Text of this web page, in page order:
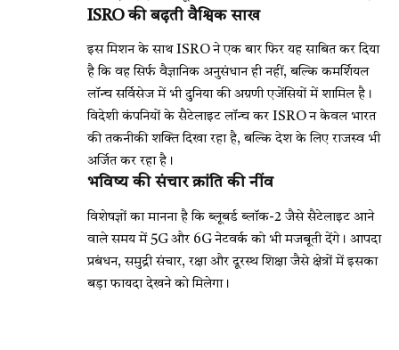
ISRO की बढ़ती वैश्विक साख
इस मिशन के साथ ISRO ने एक बार फिर यह साबित कर दिया
है कि वह सिर्फ वैज्ञानिक अनुसंधान ही नहीं, बल्कि कमर्शियल
लॉन्च सर्विसेज में भी दुनिया की अग्रणी एजेंसियों में शामिल है।
विदेशी कंपनियों के सैटेलाइट लॉन्च कर ISRO न केवल भारत
की तकनीकी शक्ति दिखा रहा है, बल्कि देश के लिए राजस्व भी
अर्जित कर रहा है।
भविष्य की संचार क्रांति की नींव
विशेषज्ञों का मानना है कि ब्लूबर्ड ब्लॉक-2 जैसे सैटेलाइट आने
वाले समय में 5G और 6G नेटवर्क को भी मजबूती देंगे। आपदा
प्रबंधन, समुद्री संचार, रक्षा और दूरस्थ शिक्षा जैसे क्षेत्रों में इसका
बड़ा फायदा देखने को मिलेगा।